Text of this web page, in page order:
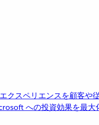
クスペリエンスを顧客や
への投資効果を最大